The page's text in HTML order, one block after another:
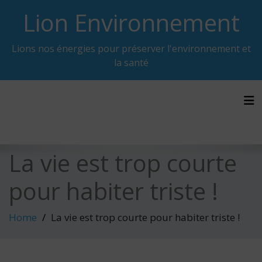
contentLion Environnement
Lions nos énergies pour préserver l'environnement et
la santé
La vie est trop courte
pour habiter triste !
Home La vie est trop courte pour habiter triste !